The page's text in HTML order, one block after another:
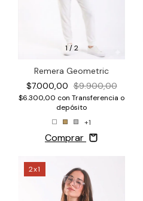
1/2
Remera Geometric
$7.000,00 $9.900,00
$6.300,00 con Transferencia o
depósito
+1
Comprar
2x1